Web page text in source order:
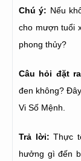
Chú ý: Nếu
cho mượn tuổi
phong thủy?
Câu hỏi đặt
đen không?
Vi Số Mệnh.
Trả lời:Thực
hưởng gì đến